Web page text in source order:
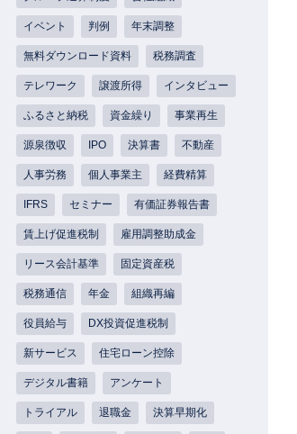
イベント 判例 年末調整
無料ダウンロード資料 税務調査
テレワーク 譲渡所得 インタビュー
ふるさと納税 資金繰り 事業再生
源泉徴収 IPO 決算書 不動産
人事労務 個人事業主 経費精算
IFRS セミナー 有価証券報告書
賃上げ促進税制 雇用調整助成金
リース会計基準 固定資産税
税務通信 年金 組織再編
役員給与 DX投資促進税制
新サービス 住宅ローン控除
デジタル書籍 アンケート
トライアル 退職金 決算早期化